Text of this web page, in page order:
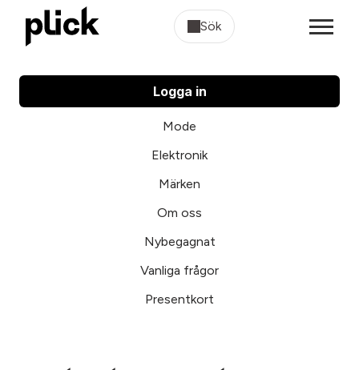
Sök
Logga in
Mode
Elektronik
Märken
Om oss
Nybegagnat
Vanliga frågor
Presentkort